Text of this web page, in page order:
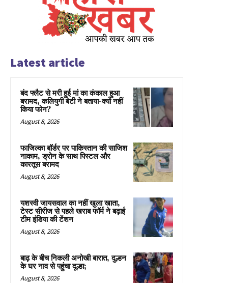
Latest article
बंद फ्लैट से मरी हुई मां का कंकाल हुआ
बरामद, कलियुगी बेटी ने बताया-क्यों नहीं
किया फोन?
August 8, 2026
फाजिल्का बॉर्डर पर पाकिस्तान की साजिश
नाकाम, ड्रोन के साथ पिस्टल और
कारतूस बरामद
August 8, 2026
यशस्वी जायसवाल का नहीं खुला खाता,
टेस्ट सीरीज से पहले खराब फॉर्म ने बढ़ाई
टीम इंडिया की टेंशन
August 8, 2026
बाढ़ के बीच निकली अनोखी बारात, दुल्हन
के घर नाव से पहुंचा दूल्हा;
August 8, 2026